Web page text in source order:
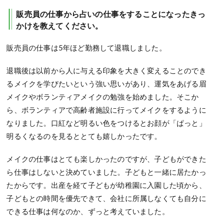
販売員の仕事から占いの仕事をすることになったきっ
かけを教えてください。
販売員の仕事は5年ほど勤務して退職しました。
退職後は以前から人に与える印象を大きく変えることのでき
るメイクを学びたいという強い思いがあり、運気をあげる眉
メイクやボランティアメイクの勉強を始めました。そこか
ら、ボランティアで高齢者施設に行ってメイクをするように
なりました。口紅など明るい色をつけるとお顔が「ぱっと」
明るくなるのを見るととても嬉しかったです。
メイクの仕事はとても楽しかったのですが、子どもができた
ら仕事はしないと決めていました。子どもと一緒に居たかっ
たからです。出産を経て子どもが幼稚園に入園した頃から、
子どもとの時間を優先できて、会社に所属しなくても自分に
できる仕事は何なのか、ずっと考えていました。